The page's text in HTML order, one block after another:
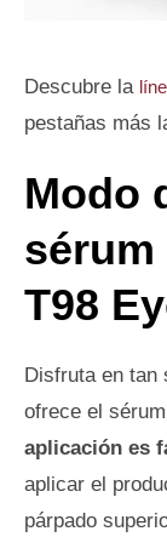
Descubre la
pestañas más
Modo
sérum
T98
Disfruta en tan
ofrece el
aplicación es
aplicar el
párpado